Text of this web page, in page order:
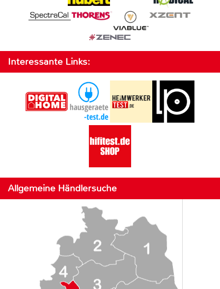
Interessante Links:
Allgemeine Händlersuche